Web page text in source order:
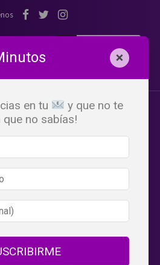
×
en tu
y que no te
que no sabías!